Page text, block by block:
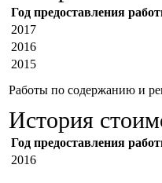
Год предоставления
2017
2016
2015
Работы по содержанию и
История
Год предоставления
2016